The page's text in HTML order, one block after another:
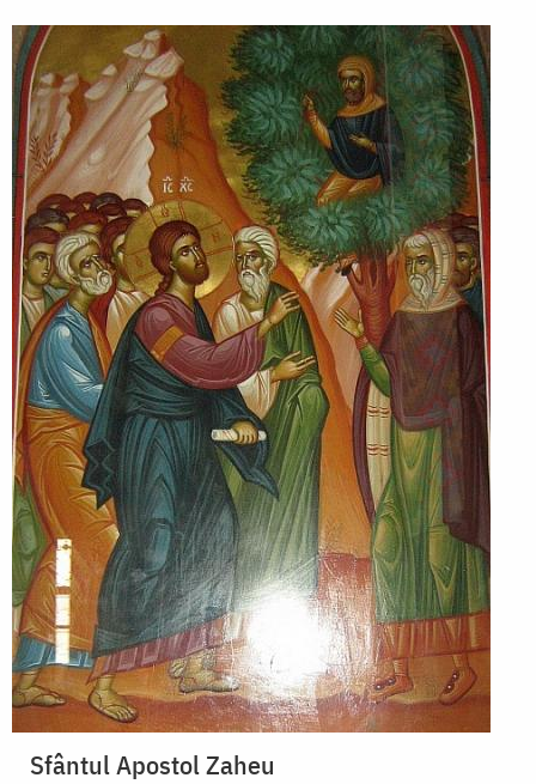
Sfântul Apostol Zaheu